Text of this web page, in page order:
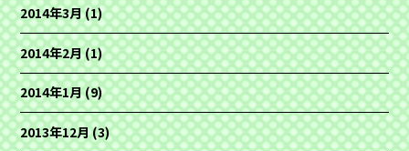
2014年3月(1)
2014年2月(1)
2014年1月(9)
2013年12月(3)